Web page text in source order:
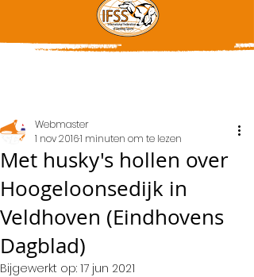
Met husky's hollen over
Hoogeloonsedijk in
Veldhoven (Eindhovens
Dagblad)
Webmaster
1 nov 20161 minuten om te lezen
Bijgewerkt op: 17 jun 2021